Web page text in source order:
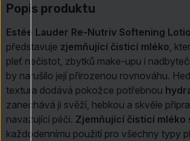
Popis produktu
Estée Lauder Re-Nutriv Softening
představuje zjemňující čisticí mléko ,
pleť nečistot, zbytků make-upu i
by narušilo její přirozenou rovnováhu.
textura dodává pokožce potřebnou
zanechává ji svěží, hebkou a skvěle
navazující péči. Zjemňující čisticí mléko
každodennímu použití pro všechny typy